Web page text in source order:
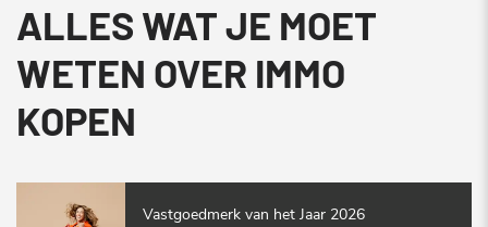
ALLES WAT JE MOET
WETEN OVER IMMO
KOPEN
Vastgoedmerk van het Jaar 2026